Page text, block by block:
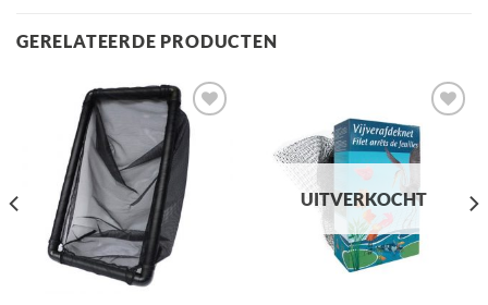
GERELATEERDE PRODUCTEN
Toevoegen
aan
verlanglijst
Toevoegen
aan
verlanglijst
UITVERKOCHT